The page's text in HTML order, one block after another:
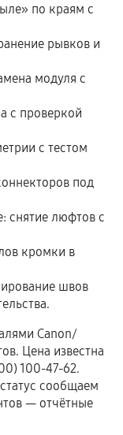
сроки и
отдельно и
влаги,
иное не
по краям с
рывков и
модуля с
с проверкой
с тестом
под
снятие люфтов с
кромки в
швов
Canon/
Цена известна
100-47-62.
сообщаем
— отчётные